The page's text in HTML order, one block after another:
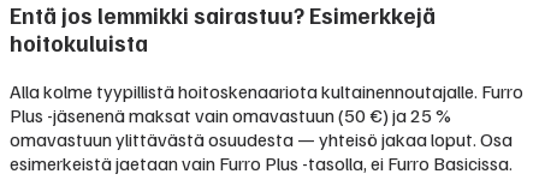
Entä jos lemmikki sairastuu? Esimerkkejä
hoitokuluista
Alla kolme tyypillistä hoitoskenaariota kultainennoutajalle. Furro
Plus -jäsenenä maksat vain omavastuun (50 €) ja 25 %
omavastuun ylittävästä osuudesta — yhteisö jakaa loput. Osa
esimerkeistä jaetaan vain Furro Plus -tasolla, ei Furro Basicissa.